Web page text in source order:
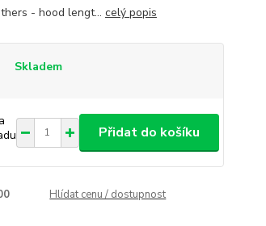
- hood lengt... celý popis
Skladem
Přidat do košíku
Hlídat cenu / dostupnost